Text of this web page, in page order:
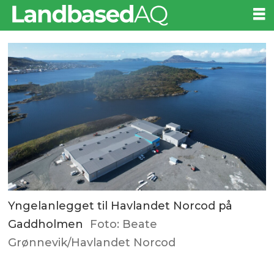
Yngelanlegget til Havlandet Norcod på
Gaddholmen
Foto: Beate
Grønnevik/Havlandet Norcod